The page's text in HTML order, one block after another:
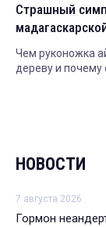
Страшный
Чем руконожка
дереву и почему
НОВОСТИ
7 августа 2026
Гормон